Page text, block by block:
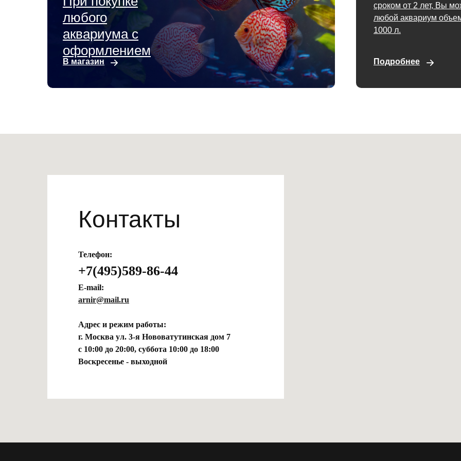
любого
аквариума с
оформлением
В магазин
сроком от 2 лет, Вы
любой аквариум
1000 л.
Подробнее
Контакты
Телефон:
+7(495)589-86-44
E-mail:
arnir@mail.ru
Адрес и режим работы:
г. Москва ул. 3-я Нововатутинская дом 7
с 10:00 до 20:00, суббота 10:00 до 18:00
Воскресенье - выходной